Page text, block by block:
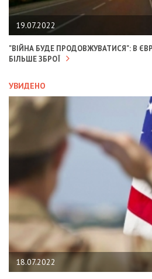
19.07.2022
"ВІЙНА БУДЕ ПРОДОВЖУВАТИСЯ": В
БІЛЬШЕ ЗБРОЇ
УВИДЕНО
18.07.2022